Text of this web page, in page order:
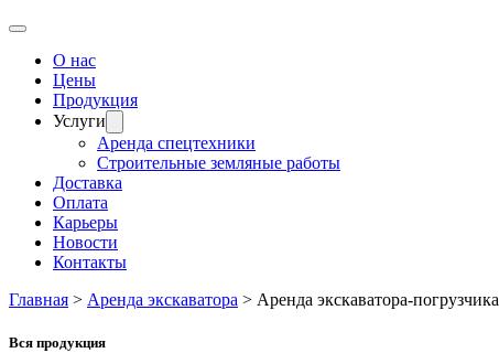
О нас
Цены
Продукция
Услуги
Аренда спецтехники
Строительные земляные работы
Доставка
Оплата
Карьеры
Новости
Контакты
Главная > Аренда экскаватора > Аренда экскаватора-погрузчика
Вся продукция